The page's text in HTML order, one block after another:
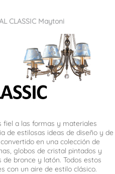
CLASSIC Maytoni
fiel a las formas y materiales
de estilosas ideas de diseño y de
en una colección de
globos de cristal pintados y
bronce y latón. Todos estos
con un aire de estilo clásico.